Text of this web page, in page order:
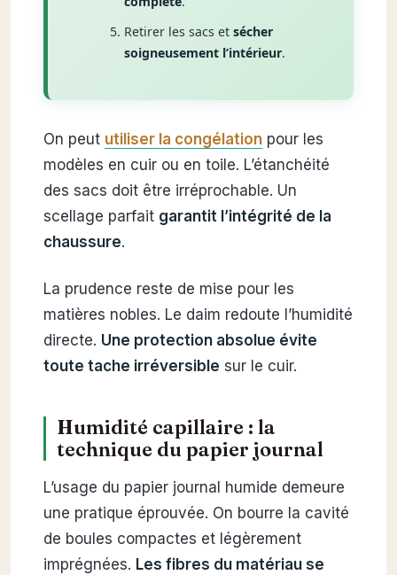
Retirer les sacs etsécher
soigneusement l’intérieur.
On peut utiliser la congélationpour les
modèles en cuir ou en toile. L’étanchéité
des sacs doit être irréprochable. Un
scellage parfait garantit l’intégrité de la
chaussure.
La prudence reste de mise pour les
matières nobles. Le daim redoute l’humidité
directe. Une protection absolue évite
toute tache irréversible sur le cuir.
Humidité capillaire : la
technique du papier journal
L’usage du papier journal humide demeure
une pratique éprouvée. On bourre la cavité
de boules compactes et légèrement
imprégnées. Les fibres du matériau se